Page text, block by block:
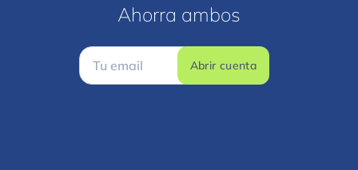
Ahorra ambos
Abrir cuenta